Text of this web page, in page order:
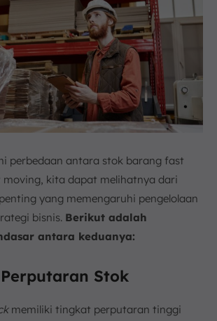
perbedaan antara stok barang fast
moving, kita dapat melihatnya dari
yang memengaruhi pengelolaan
bisnis. Berikut adalah
antara keduanya:
Stok
memiliki tingkat perputaran tinggi